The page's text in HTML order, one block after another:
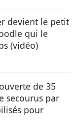
devient le petit
qui le
(vidéo)
de 35
secourus par
pour